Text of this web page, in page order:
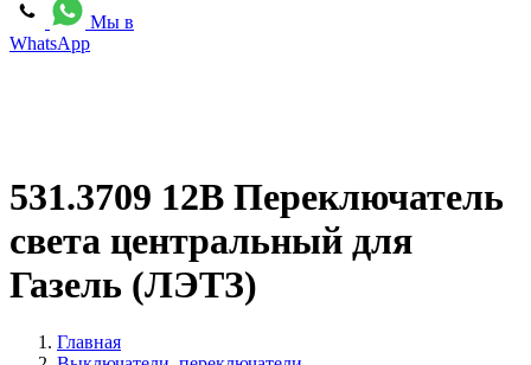
Мы в
WhatsApp
531.3709 12В Переключатель
света центральный для
Газель (ЛЭТЗ)
Главная